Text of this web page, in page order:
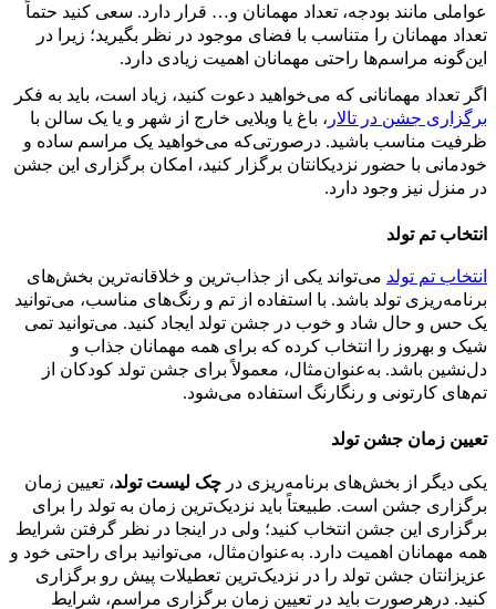
عواملی مانند بودجه، تعداد مهمانان و… قرار دارد. سعی کنید حتماً
تعداد مهمانان را متناسب با فضای موجود در نظر بگیرید؛ زیرا در
این‌گونه مراسم‌ها راحتی مهمانان اهمیت زیادی دارد.
اگر تعداد مهمانانی که می‌خواهید دعوت کنید، زیاد است، باید به فکر
برگزاری جشن در تالار ، باغ یا ویلایی خارج از شهر و یا یک سالن با
ظرفیت مناسب باشید. در‌صورتی‌که می‌خواهید یک مراسم ساده و
خودمانی با حضور نزدیکانتان برگزار کنید، امکان برگزاری این جشن
در منزل نیز وجود دارد.
انتخاب تم تولد
انتخاب تم تولد می‌تواند یکی از جذاب‌ترین و خلاقانه‌ترین بخش‌های
برنامه‌ریزی تولد باشد. با استفاده از تم و رنگ‌های مناسب، می‌توانید
یک حس و حال شاد و خوب در جشن تولد ایجاد کنید. می‌توانید تمی
شیک و به­روز را انتخاب کرده که برای همه مهمانان جذاب و
دل‌نشین باشد. به‌عنوان‌مثال، معمولاً برای جشن تولد کودکان از
تم‌های کارتونی و رنگارنگ استفاده می‌شود.
تعیین زمان جشن تولد
یکی دیگر از بخش‌های برنامه‌ریزی در چک لیست تولد، تعیین زمان
برگزاری جشن است. طبیعتاً باید نزدیک‌ترین زمان به تولد را برای
برگزاری این جشن انتخاب کنید؛ ولی در اینجا در نظر گرفتن شرایط
همه مهمانان اهمیت دارد. به‌عنوان‌مثال، می‌توانید برای راحتی خود و
عزیزانتان جشن تولد را در نزدیک‌ترین تعطیلات پیش رو برگزاری
کنید. درهرصورت باید در تعیین زمان برگزاری مراسم، شرایط